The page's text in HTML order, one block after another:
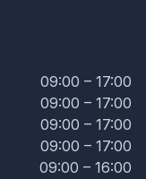
09:00 – 17:00
09:00 – 17:00
09:00 – 17:00
09:00 – 17:00
09:00 – 16:00